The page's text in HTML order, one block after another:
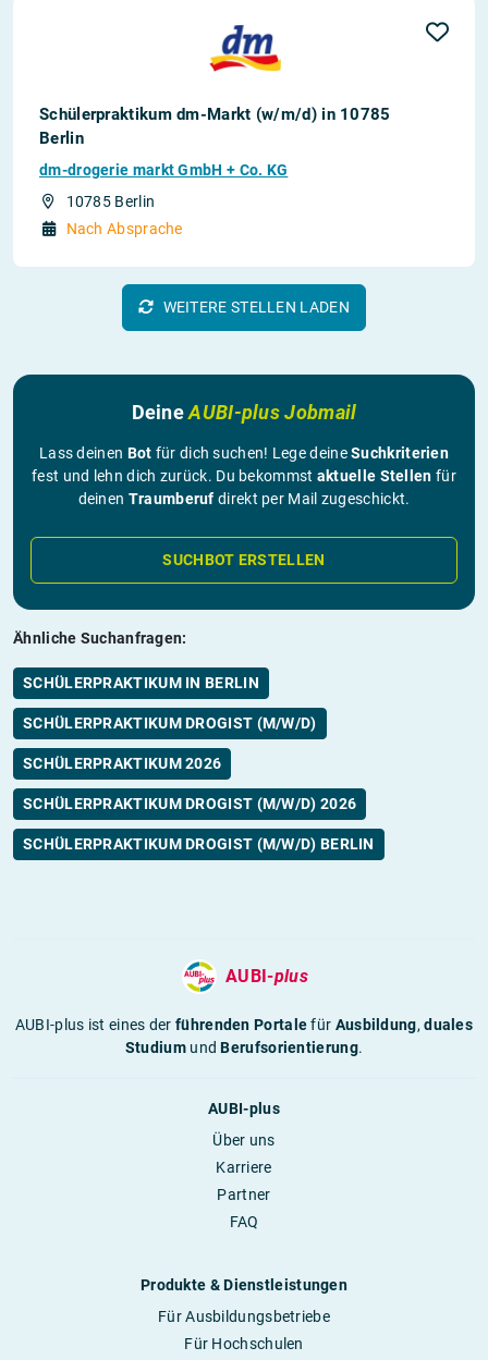
Schülerpraktikum dm-Markt (w/m/d) in 10785
Berlin
dm-drogerie markt GmbH + Co. KG
10785 Berlin
Nach Absprache
WEITERE STELLEN LADEN
DeineAUBI-plus Jobmail
Lass deinen Bot für dich suchen! Lege deineSuchkriterien
fest und lehn dich zurück. Du bekommst aktuelle Stellen für
deinen Traumberuf direkt per Mail zugeschickt.
SUCHBOT ERSTELLEN
Ähnliche Suchanfragen:
SCHÜLERPRAKTIKUM IN BERLIN
SCHÜLERPRAKTIKUM DROGIST (M/W/D)
SCHÜLERPRAKTIKUM 2026
SCHÜLERPRAKTIKUM DROGIST (M/W/D) 2026
SCHÜLERPRAKTIKUM DROGIST (M/W/D) BERLIN
AUBI-plus
AUBI-plus ist eines derführenden Portalefür Ausbildung,duales
StudiumundBerufsorientierung.
AUBI-plus
Über uns
Karriere
Partner
FAQ
Produkte & Dienstleistungen
Für Ausbildungsbetriebe
Für Hochschulen